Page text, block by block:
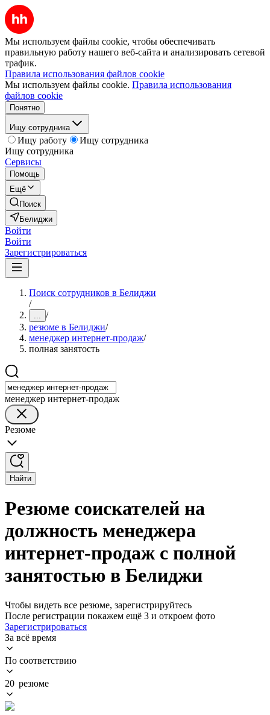
Мы используем файлы cookie, чтобы обеспечивать
правильную работу нашего веб-сайта и анализировать сетевой
трафик.
Правила использования файлов cookie
Мы используем файлы cookie. Правила использования
файлов cookie
Понятно
Ищу сотрудника
Ищу работу
Ищу сотрудника
Ищу сотрудника
Сервисы
Помощь
Ещё
Поиск
Белиджи
Войти
Войти
Зарегистрироваться
Поиск сотрудников в Белиджи
/
... /
резюме в Белиджи/
менеджер интернет-продаж/
полная занятость
менеджер интернет-продаж
Резюме
Найти
Резюме соискателей на
должность менеджера
интернет-продаж с полной
занятостью в Белиджи
Чтобы видеть все резюме, зарегистрируйтесь
После регистрации покажем ещё 3 и откроем фото
Зарегистрироваться
За всё время
По соответствию
20 резюме